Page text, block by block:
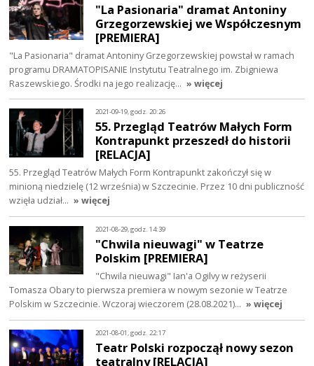
"La Pasionaria" dramat Antoniny
Grzegorzewskiej we Współczesnym
[PREMIERA]
"La Pasionaria" dramat Antoniny Grzegorzewskiej powstał w ramach
programu DRAMATOPISANIE Instytutu Teatralnego im. Zbigniewa
Raszewskiego. Środki na jego realizację… » więcej
2021-09-19, godz. 20:26
55. Przegląd Teatrów Małych Form
Kontrapunkt przeszedł do historii
[RELACJA]
55. Przegląd Teatrów Małych Form Kontrapunkt zakończył się w
minioną niedzielę (12 września) w Szczecinie. Przez 10 dni publiczność
wzięła udział… » więcej
2021-08-29, godz. 14:39
"Chwila nieuwagi" w Teatrze
Polskim [PREMIERA]
"Chwila nieuwagi" Ian'a Ogilvy w reżyserii
Tomasza Obary to pierwsza premiera w nowym sezonie w Teatrze
Polskim w Szczecinie. Wczoraj wieczorem (28.08.2021)… » więcej
2021-08-01, godz. 22:17
Teatr Polski rozpoczął nowy sezon
teatralny [RELACJA]